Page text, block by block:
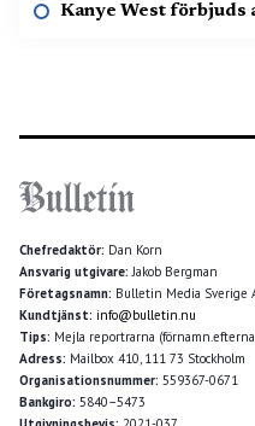
Kanye West förbjuds
Chefredaktör: Dan Korn
Ansvarig utgivare: Jakob Bergman
Företagsnamn: Bulletin Media Sverige
Kundtjänst: info@bulletin.nu
Tips: Mejla reportrarna
Adress: Mailbox 410, 111 73 Stockholm
Organisationsnummer: 559367-0671
Bankgiro: 5840–5473